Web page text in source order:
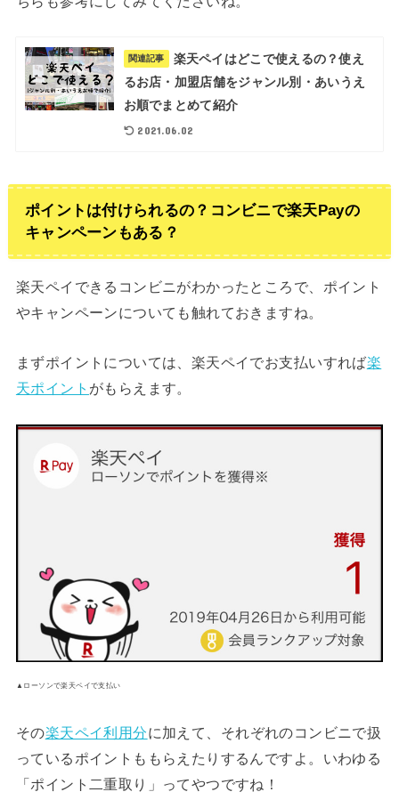
関連記事
楽天ペイはどこで使えるの？使え
るお店・加盟店舗をジャンル別・あいうえ
お順でまとめて紹介
2021.06.02
ポイントは付けられるの？コンビニで楽天Payの
キャンペーンもある？
楽天ペイできるコンビニがわかったところで、ポイント
やキャンペーンについても触れておきますね。
まずポイントについては、楽天ペイでお支払いすれば楽
天ポイント がもらえます。
▲ローソンで楽天ペイで支払い
その楽天ペイ利用分に加えて、それぞれのコンビニで扱
っているポイントももらえたりするんですよ。いわゆる
「ポイント二重取り」ってやつですね！